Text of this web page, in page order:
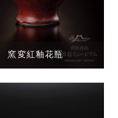
窯変紅釉花瓶